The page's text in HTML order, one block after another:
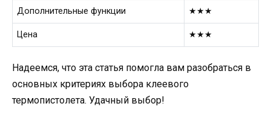
Дополнительные функции ★★★
Цена ★★★
Надеемся, что эта статья помогла вам разобраться в
основных критериях выбора клеевого
термопистолета. Удачный выбор!